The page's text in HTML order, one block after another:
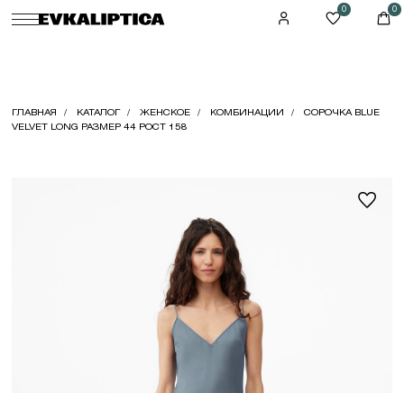
0 0
ГЛАВНАЯ КАТАЛОГ ЖЕНСКОЕ КОМБИНАЦИИ
СОРОЧКА BLUE
VELVET LONG РАЗМЕР 44 РОСТ 158